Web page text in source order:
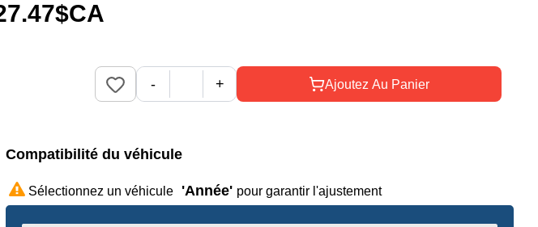
.47$CA
Ajoutez Au Panier
- +
Compatibilité du véhicule
Sélectionnez un véhicule 'Année' pour garantir l'ajustement